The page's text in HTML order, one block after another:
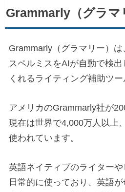
Grammarly（グラマ
Grammarly（グラマリー）
スペルミスをAIが自動で検
くれるライティング補助ツー
アメリカのGrammarly社が
現在は世界で4,000万人以上
使われています。
英語ネイティブのライター
日常的に使っており、英語